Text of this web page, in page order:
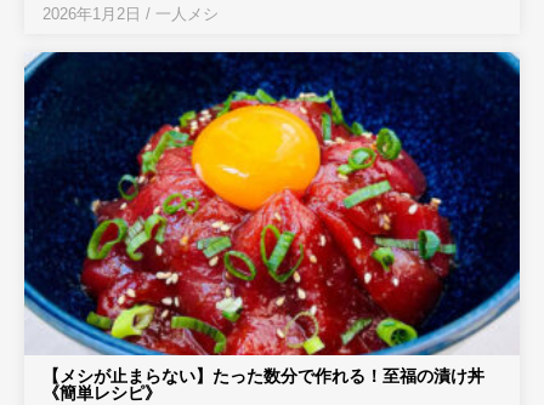
2026年1月2日 / 一人メシ
【メシが止まらない】たった数分で作れる！至福の漬け丼
《簡単レシピ》